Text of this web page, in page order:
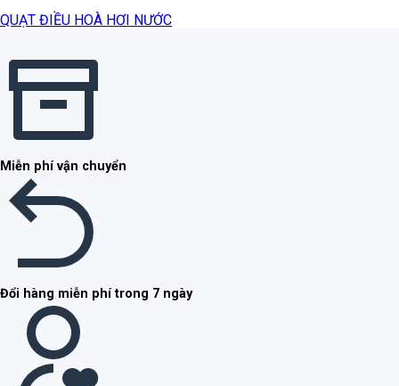
QUẠT ĐIỀU HOÀ HƠI NƯỚC
Miễn phí vận chuyển
Đổi hàng miễn phí trong 7 ngày